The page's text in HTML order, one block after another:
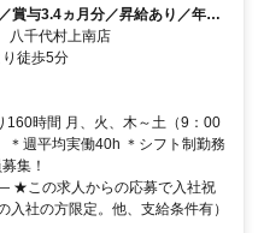
賞与3.4ヵ月分／昇給あり／年休
11.5日（2025度実績）
千代村上南店
徒歩5分
160時間 月、火、木～土（9：00
＊週平均実働40h ＊シフト制勤務
集！
人からの応募で入社祝
社の方限定。他、支給条件有）